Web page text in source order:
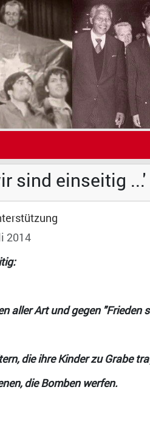
sind einseitig ...'
2014
aller Art und gegen "Frieden
die ihre Kinder zu Grabe
die Bomben werfen.